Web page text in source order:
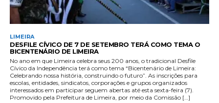
LIMEIRA
DESFILE CÍVICO DE 7 DE SETEMBRO TERÁ COMO TEMA O
BICENTENÁRIO DE LIMEIRA
No ano em que Limeira celebra seus 200 anos, o tradicional Desfile
Cívico da Independência terá como tema “Bicentenário de Limeira:
Celebrando nossa história, construindo o futuro”. As inscrições para
escolas, entidades, sindicatos, corporações e grupos organizados
interessados em participar seguem abertas até esta sexta-feira (7).
Promovido pela Prefeitura de Limeira, por meio da Comissão […]